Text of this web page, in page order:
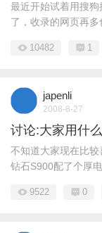
最近开始试着用搜
了，收录的网页再多
10482 1
japenli
2008-8-27
讨论:大家用什
不知道大家现在比
钻石S900配了个厚
9522 0